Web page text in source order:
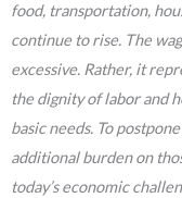
food, transportation,
continue to rise. The
excessive. Rather, it
the dignity of labor and
basic needs. To
additional burden on
today’s economic